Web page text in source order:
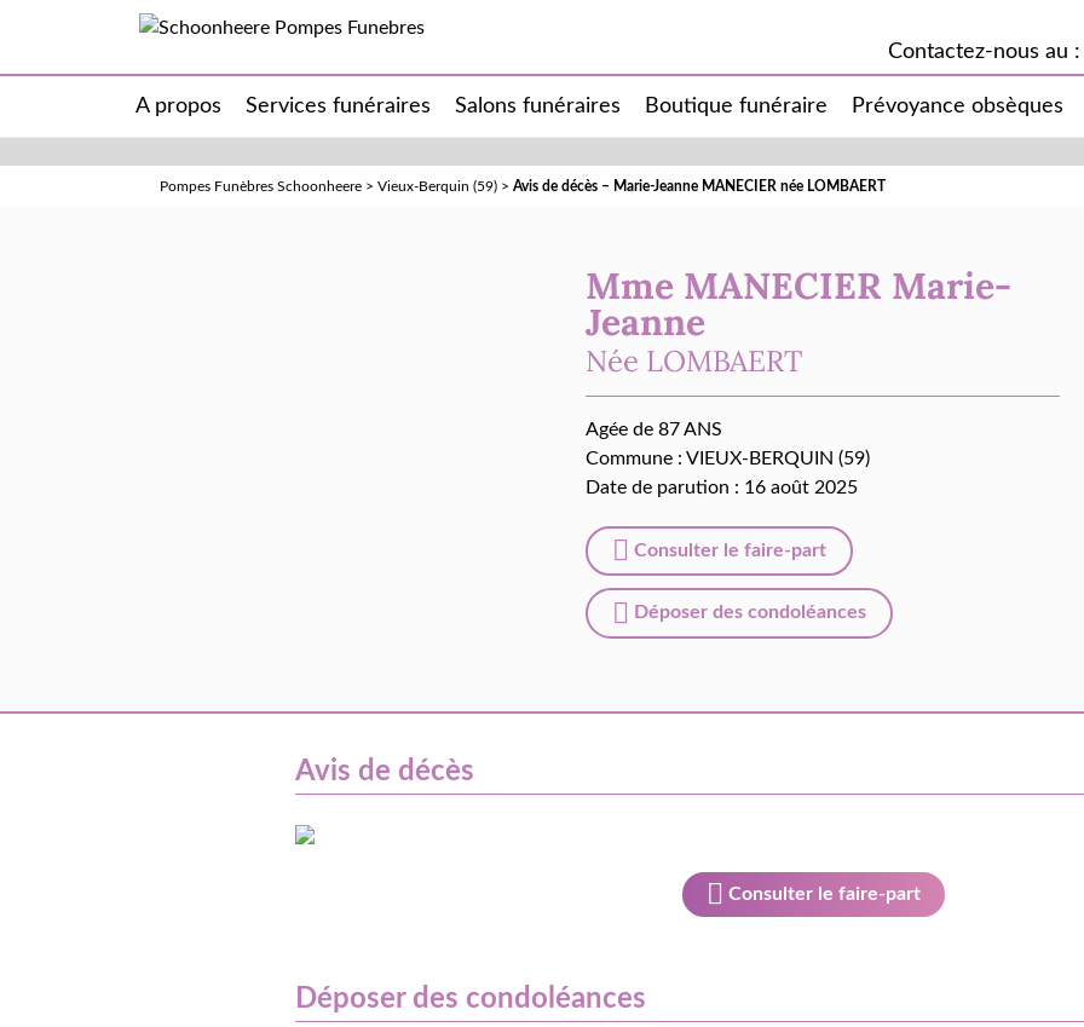
Contactez-nous au :
A propos Services funéraires Salons funéraires Boutique funéraire Prévoyance obsèques
Pompes Funèbres Schoonheere > Vieux-Berquin (59) > Avis de décès – Marie-Jeanne MANECIER née LOMBAERT
Mme MANECIER Marie-
Jeanne
Née LOMBAERT
Agée de 87 ANS
Commune : VIEUX-BERQUIN (59)
Date de parution : 16 août 2025
Consulter le faire-part
Déposer des condoléances
Avis de décès
Consulter le faire-part
Déposer des condoléances